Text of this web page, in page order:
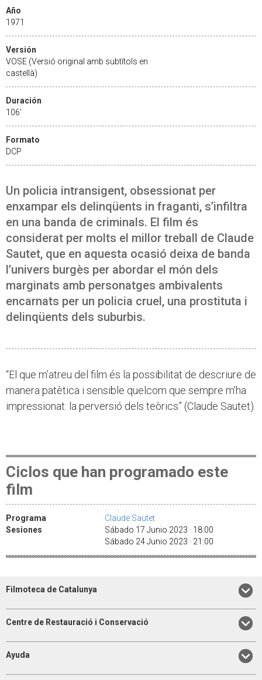
Año
1971
Versión
VOSE (Versió original amb subtítols en
castellà)
Duración
106'
Formato
DCP
Un policia intransigent, obsessionat per
enxampar els delinqüents in fraganti, s’infiltra
en una banda de criminals. El film és
considerat per molts el millor treball de Claude
Sautet, que en aquesta ocasió deixa de banda
l’univers burgès per abordar el món dels
marginats amb personatges ambivalents
encarnats per un policia cruel, una prostituta i
delinqüents dels suburbis.
“El que m’atreu del film és la possibilitat de descriure de
manera patètica i sensible quelcom que sempre m’ha
impressionat: la perversió dels teòrics” (Claude Sautet).
Ciclos que han programado este
film
Programa
Claude Sautet
Sesiones
Sábado 17 Junio 2023 · 18:00
Sábado 24 Junio 2023 · 21:00
Filmoteca de Catalunya
Centre de Restauració i Conservació
Ayuda